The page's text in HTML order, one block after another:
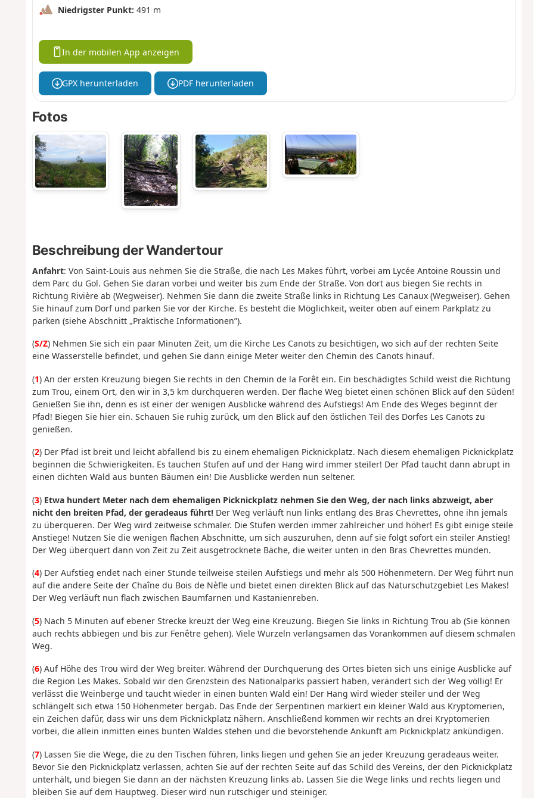
Niedrigster Punkt: 491 m
In der mobilen App anzeigen
GPX herunterladen PDF herunterladen
Fotos
Beschreibung der Wandertour
Anfahrt: Von Saint-Louis aus nehmen Sie die Straße, die nach Les Makes führt, vorbei am Lycée Antoine Roussin und
dem Parc du Gol. Gehen Sie daran vorbei und weiter bis zum Ende der Straße. Von dort aus biegen Sie rechts in
Richtung Rivière ab (Wegweiser). Nehmen Sie dann die zweite Straße links in Richtung Les Canaux (Wegweiser). Gehen
Sie hinauf zum Dorf und parken Sie vor der Kirche. Es besteht die Möglichkeit, weiter oben auf einem Parkplatz zu
parken (siehe Abschnitt „Praktische Informationen”).
(S/Z) Nehmen Sie sich ein paar Minuten Zeit, um die Kirche Les Canots zu besichtigen, wo sich auf der rechten Seite
eine Wasserstelle befindet, und gehen Sie dann einige Meter weiter den Chemin des Canots hinauf.
(1) An der ersten Kreuzung biegen Sie rechts in den Chemin de la Forêt ein. Ein beschädigtes Schild weist die Richtung
zum Trou, einem Ort, den wir in 3,5 km durchqueren werden. Der flache Weg bietet einen schönen Blick auf den Süden!
Genießen Sie ihn, denn es ist einer der wenigen Ausblicke während des Aufstiegs! Am Ende des Weges beginnt der
Pfad! Biegen Sie hier ein. Schauen Sie ruhig zurück, um den Blick auf den östlichen Teil des Dorfes Les Canots zu
genießen.
(2) Der Pfad ist breit und leicht abfallend bis zu einem ehemaligen Picknickplatz. Nach diesem ehemaligen Picknickplatz
beginnen die Schwierigkeiten. Es tauchen Stufen auf und der Hang wird immer steiler! Der Pfad taucht dann abrupt in
einen dichten Wald aus bunten Bäumen ein! Die Ausblicke werden nun seltener.
(3) Etwa hundert Meter nach dem ehemaligen Picknickplatz nehmen Sie den Weg, der nach links abzweigt, aber
nicht den breiten Pfad, der geradeaus führt!Der Weg verläuft nun links entlang des Bras Chevrettes, ohne ihn jemals
zu überqueren. Der Weg wird zeitweise schmaler. Die Stufen werden immer zahlreicher und höher! Es gibt einige steile
Anstiege! Nutzen Sie die wenigen flachen Abschnitte, um sich auszuruhen, denn auf sie folgt sofort ein steiler Anstieg!
Der Weg überquert dann von Zeit zu Zeit ausgetrocknete Bäche, die weiter unten in den Bras Chevrettes münden.
(4) Der Aufstieg endet nach einer Stunde teilweise steilen Aufstiegs und mehr als 500 Höhenmetern. Der Weg führt nun
auf die andere Seite der Chaîne du Bois de Nèfle und bietet einen direkten Blick auf das Naturschutzgebiet Les Makes!
Der Weg verläuft nun flach zwischen Baumfarnen und Kastanienreben.
(5) Nach 5 Minuten auf ebener Strecke kreuzt der Weg eine Kreuzung. Biegen Sie links in Richtung Trou ab (Sie können
auch rechts abbiegen und bis zur Fenêtre gehen). Viele Wurzeln verlangsamen das Vorankommen auf diesem schmalen
Weg.
(6) Auf Höhe des Trou wird der Weg breiter. Während der Durchquerung des Ortes bieten sich uns einige Ausblicke auf
die Region Les Makes. Sobald wir den Grenzstein des Nationalparks passiert haben, verändert sich der Weg völlig! Er
verlässt die Weinberge und taucht wieder in einen bunten Wald ein! Der Hang wird wieder steiler und der Weg
schlängelt sich etwa 150 Höhenmeter bergab. Das Ende der Serpentinen markiert ein kleiner Wald aus Kryptomerien,
ein Zeichen dafür, dass wir uns dem Picknickplatz nähern. Anschließend kommen wir rechts an drei Kryptomerien
vorbei, die allein inmitten eines bunten Waldes stehen und die bevorstehende Ankunft am Picknickplatz ankündigen.
(7) Lassen Sie die Wege, die zu den Tischen führen, links liegen und gehen Sie an jeder Kreuzung geradeaus weiter.
Bevor Sie den Picknickplatz verlassen, achten Sie auf der rechten Seite auf das Schild des Vereins, der den Picknickplatz
unterhält, und biegen Sie dann an der nächsten Kreuzung links ab. Lassen Sie die Wege links und rechts liegen und
bleiben Sie auf dem Hauptweg. Dieser wird nun rutschiger und steiniger.